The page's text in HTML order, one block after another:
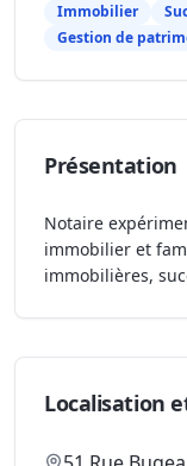
Immobilier
Gestion de
Présentation
Notaire
immobilier et
immobilières,
Localisation